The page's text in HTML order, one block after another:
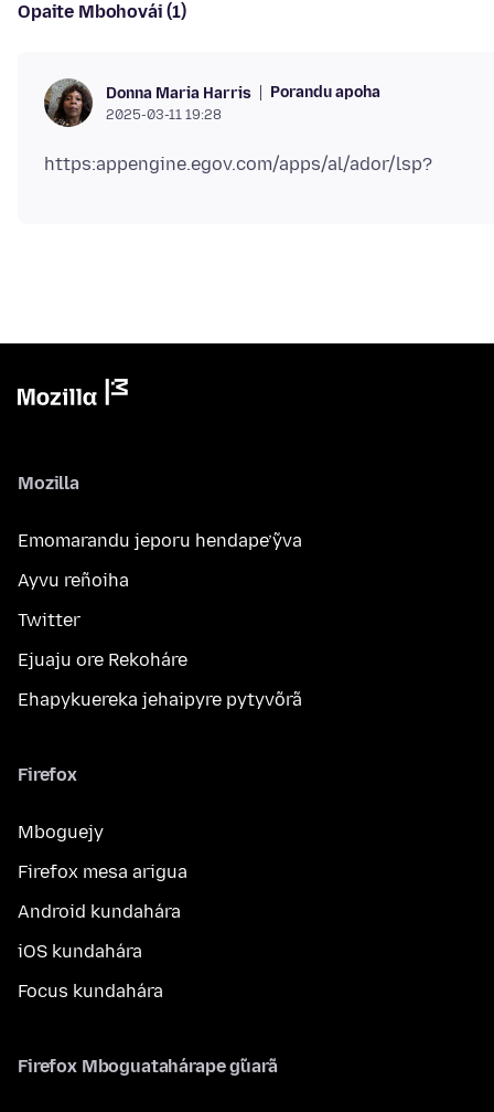
Opaite Mbohovái (1)
Donna Maria Harris Porandu apoha
2025-03-11 19:28
Mozilla
Emomarandu jeporu hendape’ỹva
Ayvu reñoiha
Twitter
Ejuaju ore Rekoháre
Ehapykuereka jehaipyre pytyvõrã
Firefox
Mboguejy
Firefox mesa arigua
Android kundahára
iOS kundahára
Focus kundahára
Firefox Mboguatahárape g̃uarã